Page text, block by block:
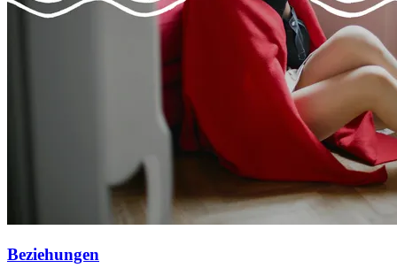
Beziehungen